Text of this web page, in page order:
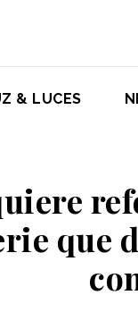
& LUCES
que